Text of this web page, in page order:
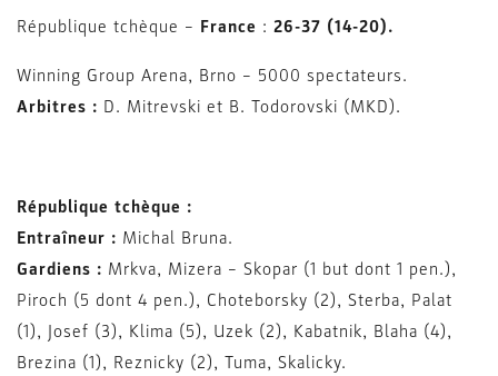
République tchèque – France : 26-37 (14-20).
Winning Group Arena, Brno – 5000 spectateurs.
Arbitres : D. Mitrevski et B. Todorovski (MKD).
République tchèque :
Entraîneur : Michal Bruna.
Gardiens : Mrkva, Mizera – Skopar (1 but dont 1 pen.),
Piroch (5 dont 4 pen.), Choteborsky (2), Sterba, Palat
(1), Josef (3), Klima (5), Uzek (2), Kabatnik, Blaha (4),
Brezina (1), Reznicky (2), Tuma, Skalicky.